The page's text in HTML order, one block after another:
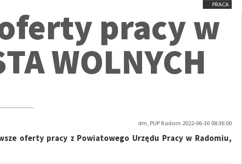
PRACA
pracy w
WOLNYCH
dm, PUP Radom 2022-06-30 08:36:00
oferty pracy z Powiatowego Urzędu Pracy w Radomiu,